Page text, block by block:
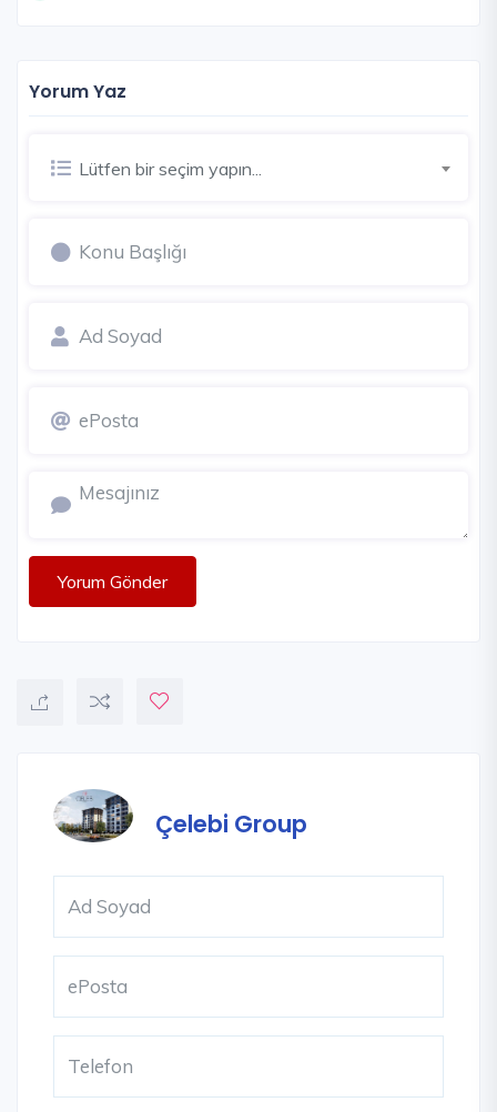
Yorum Yaz
Lütfen bir seçim yapın...
Yorum Gönder
Çelebi Group